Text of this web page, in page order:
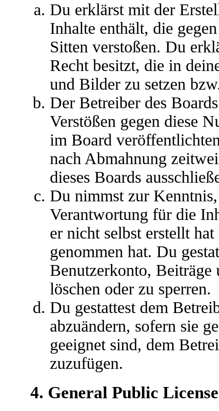
Du erklärst mit der
Inhalte enthält, die
Sitten verstoßen. Du
Recht besitzt, die in
und Bilder zu setzen
Der Betreiber des
Verstößen gegen diese
im Board
nach Abmahnung
dieses Boards
Du nimmst zur
Verantwortung für die
er nicht selbst erstellt
genommen hat. Du
Benutzerkonto,
löschen oder zu sperren.
Du gestattest dem
abzuändern, sofern sie
geeignet sind, dem
zuzufügen.
4. General Public License